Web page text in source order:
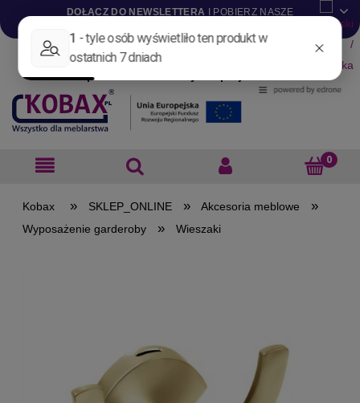
DOŁĄCZ DO NEWSLETTERA I POBIERZ NASZE
Aktualności Nowości
Blog
Pliki do pobrania
» SKLEP_ONLINE » Akcesoria meblowe »
Wyposażenie garderoby » Wieszaki